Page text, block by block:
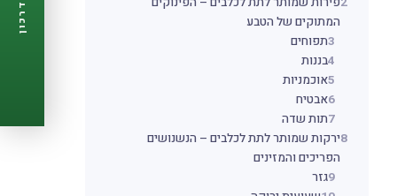
המתוקים של הטבע
3תפוחים
4בננות
5אוכמניות
6אבטיח
7תות שדה
8ירקות שמותר לתת לכלבים – הנשנושים
הפריכים והמזינים
9גזר
דרכון